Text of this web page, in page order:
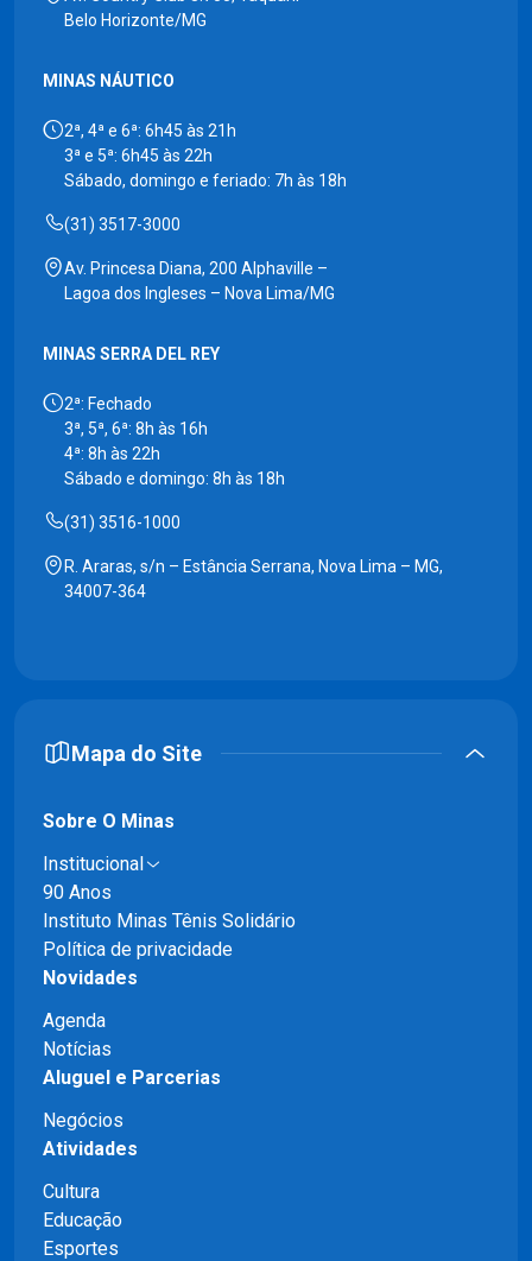
Belo Horizonte/MG
MINAS NÁUTICO
2ª, 4ª e 6ª: 6h45 às 21h
3ª e 5ª: 6h45 às 22h
Sábado, domingo e feriado: 7h às 18h
(31) 3517-3000
Av. Princesa Diana, 200 Alphaville –
Lagoa dos Ingleses – Nova Lima/MG
MINAS SERRA DEL REY
2ª: Fechado
3ª, 5ª, 6ª: 8h às 16h
4ª: 8h às 22h
Sábado e domingo: 8h às 18h
(31) 3516-1000
R. Araras, s/n – Estância Serrana, Nova Lima – MG,
34007-364
Mapa do Site
Sobre O Minas
Institucional
90 Anos
Instituto Minas Tênis Solidário
Política de privacidade
Novidades
Agenda
Notícias
Aluguel e Parcerias
Negócios
Atividades
Cultura
Educação
Esportes